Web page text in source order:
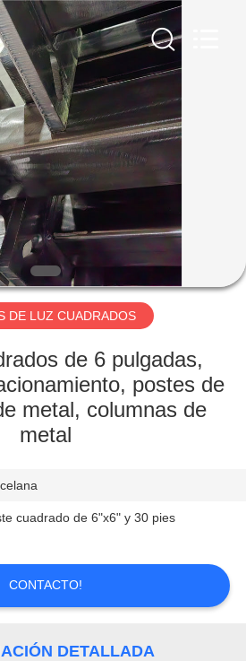
DE LUZ CUADRADOS
de 6 pulgadas,
postes de
metal, columnas de
metal
cuadrado de 6"x6" y 30 pies
CONTACTO!
DETALLADA